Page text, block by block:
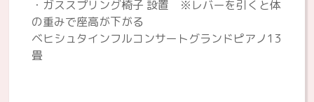
・ガススプリング椅子 設置 ※レバーを引くと体
の重みで座高が下がる
ベヒシュタインフルコンサートグランドピアノ13
畳